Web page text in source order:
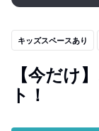
キッズスペースあり
【今だけ
ト！